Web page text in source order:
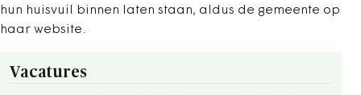
hun huisvuil binnen laten staan, aldus de gemeente op
haar website.
Vacatures